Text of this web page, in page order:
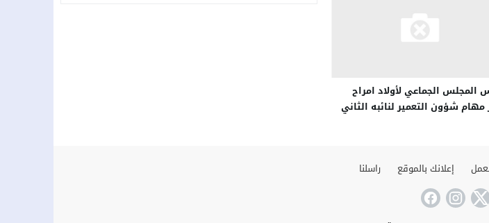
المجلس الجماعي لأولاد امراح
مهام شؤون التعمير لنائبه الثاني
إعلانك بالموقع راسلنا